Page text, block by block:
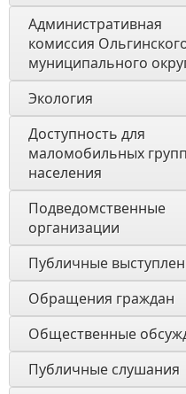
Административная
комиссия
муниципального
Экология
Доступность для
маломобильных групп
населения
Подведомственные
организации
Публичные
Обращения граждан
Общественные
Публичные слушания